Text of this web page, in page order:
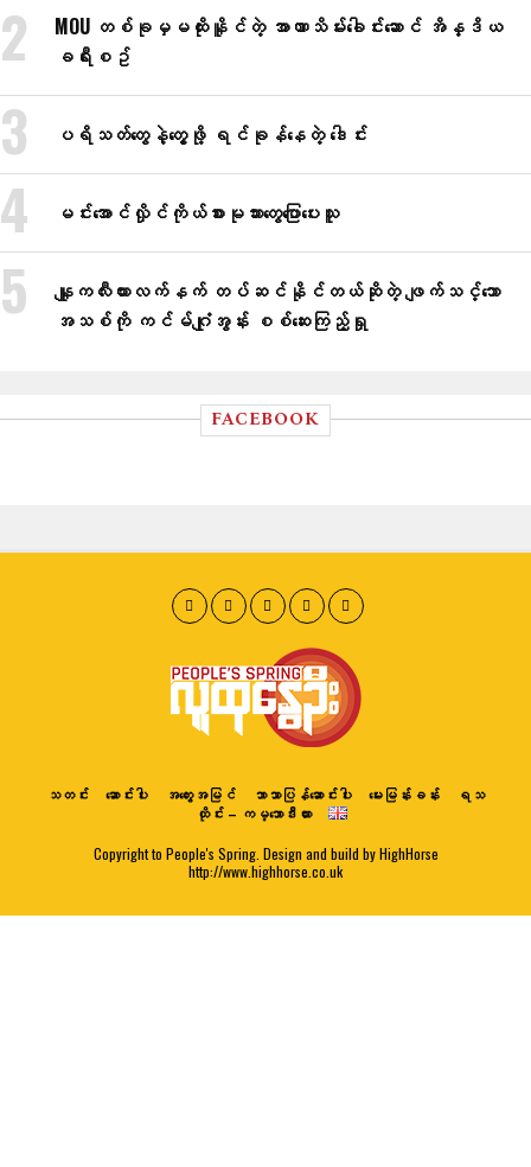
MOU တစ်ခုမှမထိုးနိူင်တဲ့ အာဏာသိမ်း​​ခေါင်း​ဆောင် အိန္ဒိယ
ခရီးစဥ်
ပရိသတ်တွေနဲ့တွေ့ဖို့ ရင်ခုန်နေတဲ့ ဒေါင်း
မင်း​​အောင်လှိုင်ကိုယ်စားမုသား​တွေ​ပြော​ပေးသူ
နျူကလီးယားလက်နက် တပ်ဆင်နိုင်တယ်ဆိုတဲ့ ဖျက်သင်္ဘော
အသစ်ကို ကင်မ်ဂျုံအွန်း စစ်ဆေးကြည့်ရှု
FACEBOOK
သတင်း ဆောင်းပါး အတွေးအမြင် ဘာသာပြန်ဆောင်းပါး မေးမြန်းခန်း
ရသ
ထိုင်း – ကမ္ဘောဒီးယား
Copyright to People's Spring. Design and build by HighHorse
http://www.highhorse.co.uk